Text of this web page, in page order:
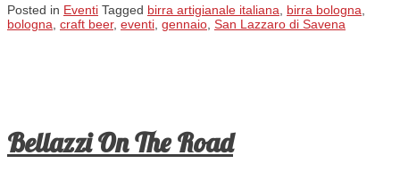
Posted in Eventi Tagged birra artigianale italiana birra bologna
bologna craft beer, eventi gennaio San Lazzaro di Savena
Bellazzi On The Road